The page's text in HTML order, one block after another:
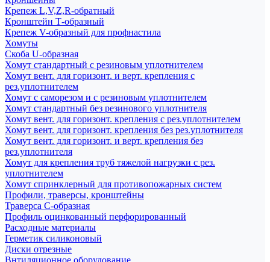
Крепеж L,V,Z,R-обратный
Кронштейн Т-образный
Крепеж V-образный для профнастила
Хомуты
Скоба U-образная
Хомут стандартный с резиновым уплотнителем
Хомут вент. для горизонт. и верт. крепления с
рез.уплотнителем
Хомут с саморезом и с резиновым уплотнителем
Хомут стандартный без резинового уплотнителя
Хомут вент. для горизонт. крепления с рез.уплотнителем
Хомут вент. для горизонт. крепления без рез.уплотнителя
Хомут вент. для горизонт. и верт. крепления без
рез.уплотнителя
Хомут для крепления труб тяжелой нагрузки с рез.
уплотнителем
Хомут спринклерный для противопожарных систем
Профили, траверсы, кронштейны
Траверса С-образная
Профиль оцинкованный перфорированный
Расходные материалы
Герметик силиконовый
Диски отрезные
Внтиляционное оборудование